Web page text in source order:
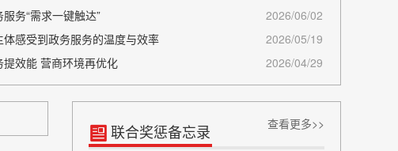
务“需求一键触达”
2026/06/02
感受到政务服务的温度与效率
2026/05/19
效能 营商环境再优化 2026/04/29
联合奖惩备忘录
查看更多>>